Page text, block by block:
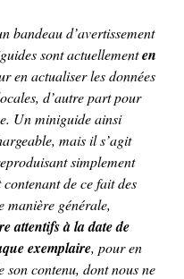
bandeau d’avertissement
sont actuellementen
en actualiser les données
d’autre part pour
Un miniguide ainsi
mais il s’agit
simplement
de ce fait des
manière générale,
attentifs à la date de
exemplaire, pour en
contenu, dont nous ne